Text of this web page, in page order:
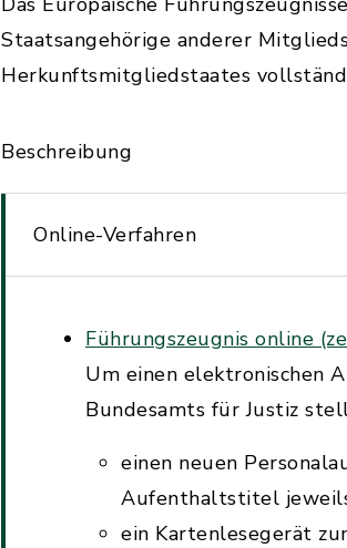
Staatsangehörige anderer
Herkunftsmitgliedstaates
Beschreibung
Online-Verfahren
Führungszeugnis online
Um einen elektronischen
Bundesamts für Justiz
einen neuen
Aufenthaltstitel
ein Kartenlesegerät